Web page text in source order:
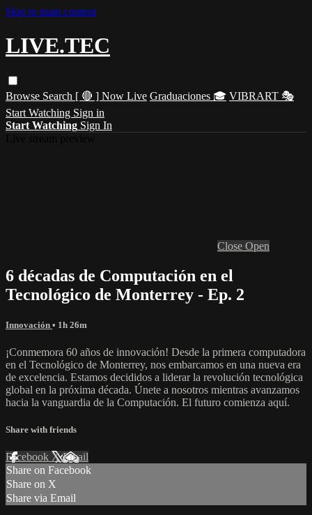
Skip to main content
LIVE.TEC
Browse Search [ 🔴 ] Now Live Graduaciones 🎓 VIBRART 🎭
Start Watching Sign in
Start Watching Sign In
Close Open
6 décadas de Computación en el
Tecnológico de Monterrey - Ep. 2
Innovación • 1h 26m
¡Conmemora 60 años de innovación! Desde la primera computadora
en el Tecnológico de Monterrey, nos embarcamos en una nueva era
de excelencia. Estamos decididos a liderar la revolución tecnológica
global en la próxima década. Únete a nosotros mientras avanzamos
hacia la vanguardia de la Computación. El futuro comienza aquí.
Share with friends
Facebook XEmail
Share on Facebook
Share on X
Share via Email